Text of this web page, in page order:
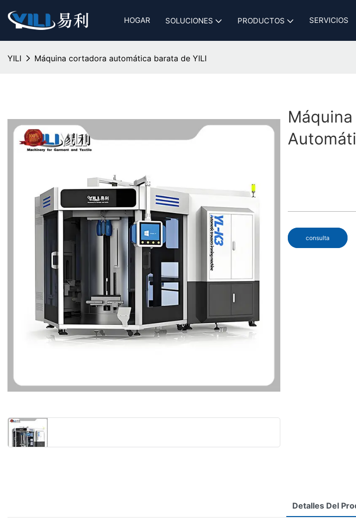
HOGAR SOLUCIONES PRODUCTOS SERVICIOS
YILI Máquina cortadora automática barata de YILI
consulta
Detalles Del